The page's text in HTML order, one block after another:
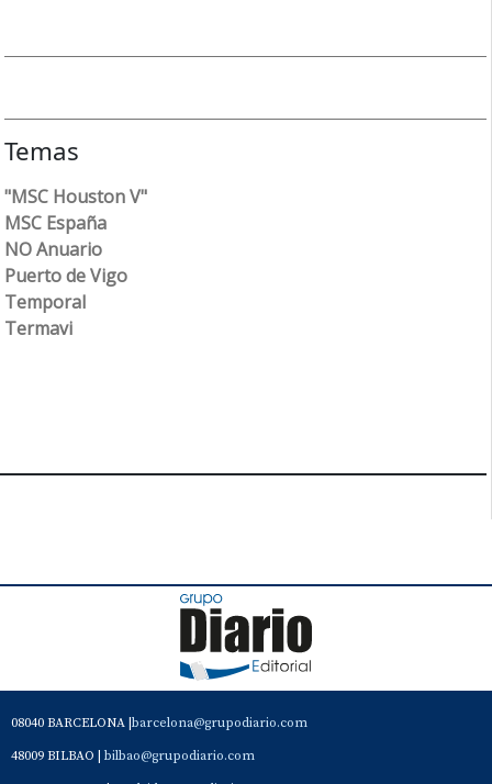
Temas
"MSC Houston V"
MSC España
NO Anuario
Puerto de Vigo
Temporal
Termavi
08040 BARCELONA | barcelona@grupodiario.com
48009 BILBAO | bilbao@grupodiario.com